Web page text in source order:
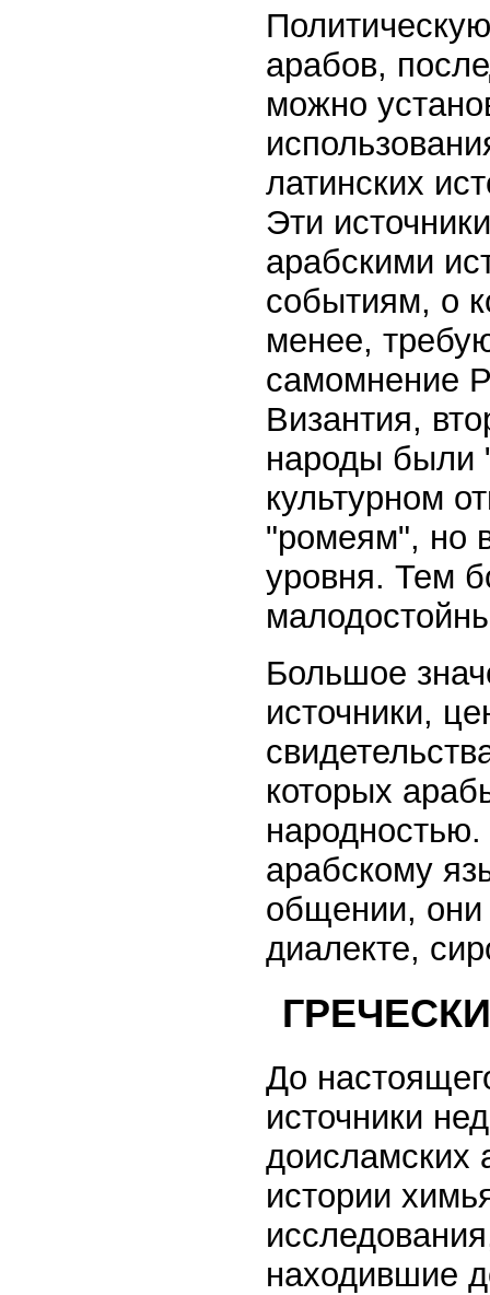
арабов,
можно
латинских
Эти
арабскими
событиям, о
менее,
самомнение
Византия,
народы были
культурном
"ромеям", но
уровня. Тем
Большое
источники,
которых
арабскому
общении, они
диалекте,
До
источники
доисламских
истории
находившие